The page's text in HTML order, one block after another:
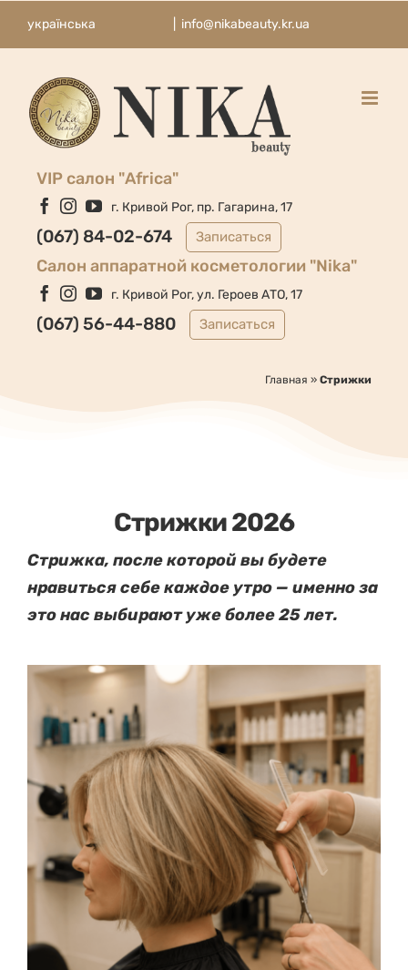
українська info@nikabeauty.kr.ua
VIP салон "Africa"
Facebook
Instagram
YouTube
г. Кривой Рог, пр. Гагарина, 17
(067) 84-02-674 Записаться
Cалон аппаратной косметологии "Nika"
Facebook
Instagram
YouTube
г. Кривой Рог, ул. Героев АТО, 17
(067) 56-44-880 Записаться
Главная » Стрижки
Стрижки 2026
Стрижка, после которой вы будете
нравиться себе каждое утро — именно за
это нас выбирают уже более 25 лет.